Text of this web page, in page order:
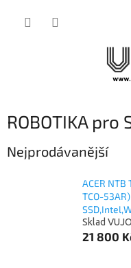
ROBOTIKA pro
Nejprodávanější
ACER
TCO-
Sklad
21 800